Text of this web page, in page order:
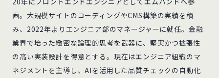
画。大規模サイトのコーディングやCMS構築の実績を積
み、2022年よりエンジニア部のマネージャーに就任。金融
業界で培った緻密な論理的思考を武器に、堅実かつ拡張性
の高い実装設計を得意とする。現在はエンジニア組織のマ
ネジメントを主導し、AIを活用した品質チェックの自動化